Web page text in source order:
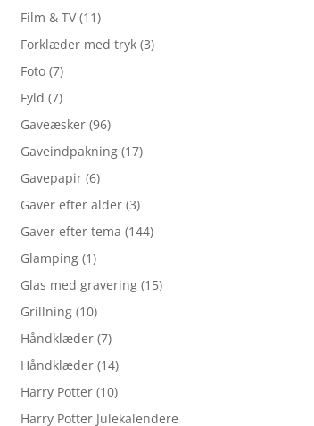
Film & TV (11)
Forklæder med tryk (3)
Foto (7)
Fyld (7)
Gaveæsker (96)
Gaveindpakning (17)
Gavepapir (6)
Gaver efter alder (3)
Gaver efter tema (144)
Glamping (1)
Glas med gravering (15)
Grillning (10)
Håndklæder (7)
Håndklæder (14)
Harry Potter (10)
Harry Potter Julekalendere